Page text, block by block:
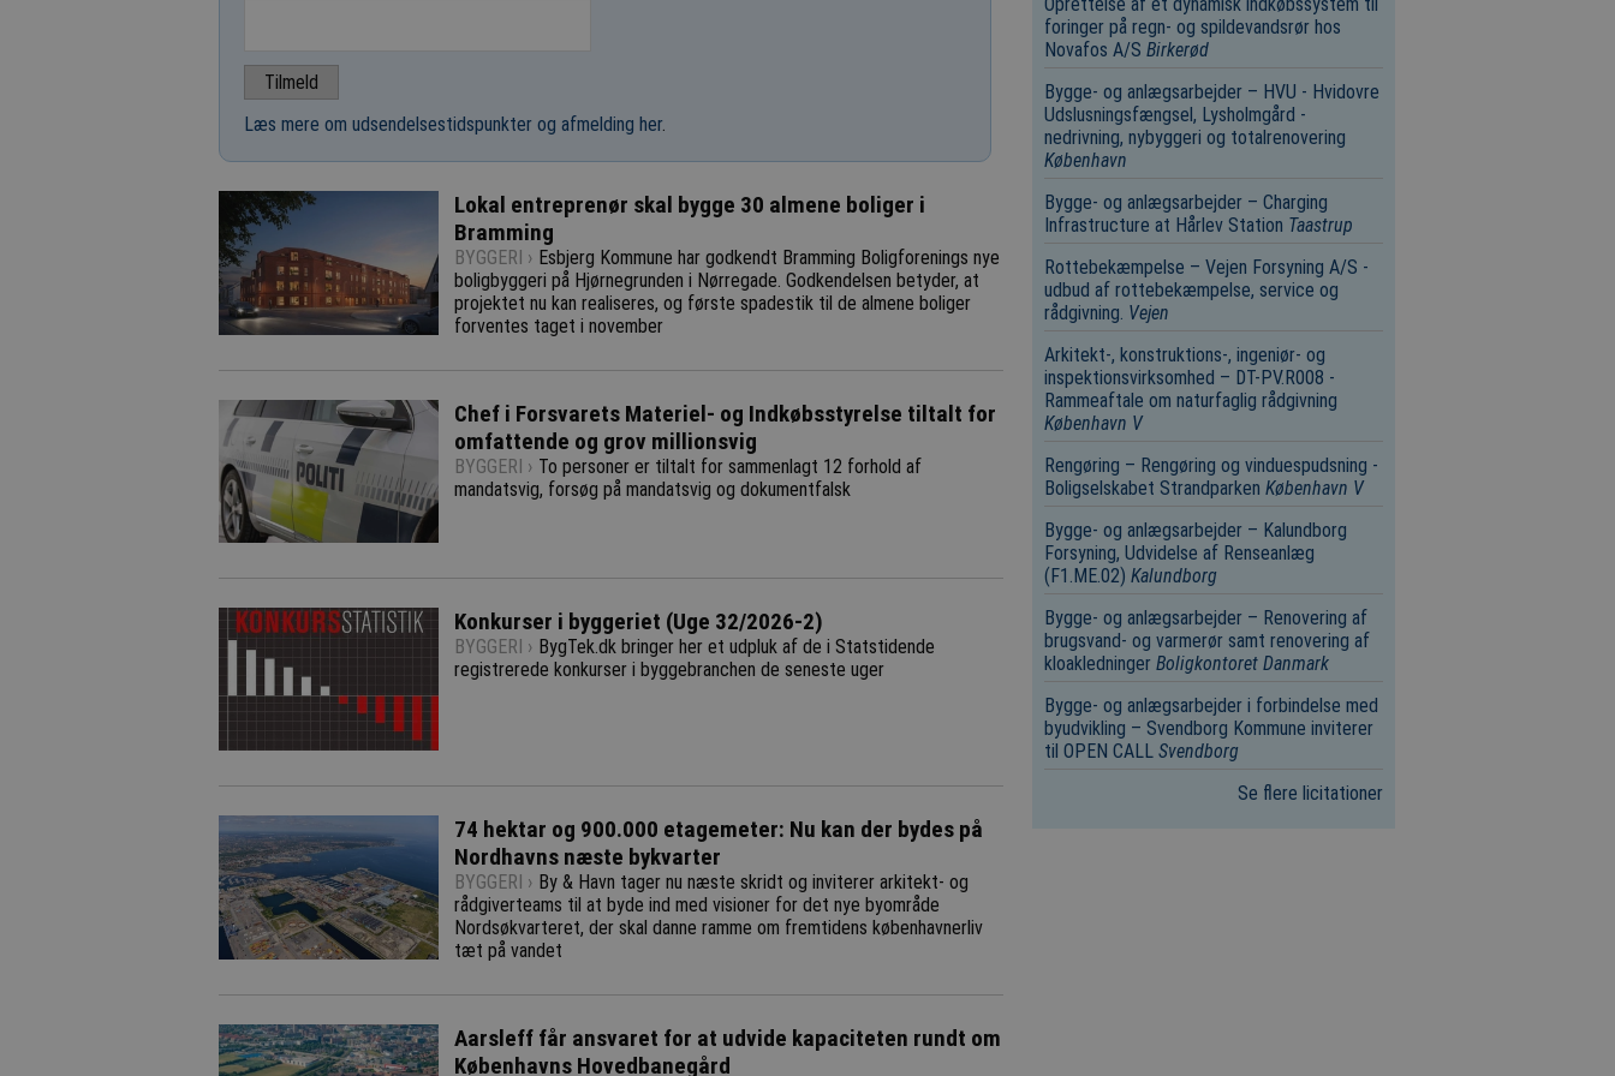
Læs mere om udsendelsestidspunkter og afmelding her.
Lokal entreprenør skal bygge 30 almene boliger i
Bramming
BYGGERI › Esbjerg Kommune har godkendt Bramming Boligforenings nye
boligbyggeri på Hjørnegrunden i Nørregade. Godkendelsen betyder, at
projektet nu kan realiseres, og første spadestik til de almene boliger
forventes taget i november
Chef i Forsvarets Materiel- og Indkøbsstyrelse tiltalt for
omfattende og grov millionsvig
BYGGERI › To personer er tiltalt for sammenlagt 12 forhold af
mandatsvig, forsøg på mandatsvig og dokumentfalsk
Konkurser i byggeriet (Uge 32/2026-2)
BYGGERI › BygTek.dk bringer her et udpluk af de i Statstidende
registrerede konkurser i byggebranchen de seneste uger
74 hektar og 900.000 etagemeter: Nu kan der bydes på
Nordhavns næste bykvarter
BYGGERI › By & Havn tager nu næste skridt og inviterer arkitekt- og
rådgiverteams til at byde ind med visioner for det nye byområde
Nordsøkvarteret, der skal danne ramme om fremtidens københavnerliv
tæt på vandet
Aarsleff får ansvaret for at udvide kapaciteten rundt om
Københavns Hovedbanegård
foringer på regn- og spildevandsrør hos
Novafos A/S Birkerød
Bygge- og anlægsarbejder – HVU - Hvidovre
Udslusningsfængsel, Lysholmgård -
nedrivning, nybyggeri og totalrenovering
København
Bygge- og anlægsarbejder – Charging
Infrastructure at Hårlev Station Taastrup
Rottebekæmpelse – Vejen Forsyning A/S -
udbud af rottebekæmpelse, service og
rådgivning. Vejen
Arkitekt-, konstruktions-, ingeniør- og
inspektionsvirksomhed – DT-PV.R008 -
Rammeaftale om naturfaglig rådgivning
København V
Rengøring – Rengøring og vinduespudsning -
Boligselskabet Strandparken København V
Bygge- og anlægsarbejder – Kalundborg
Forsyning, Udvidelse af Renseanlæg
(F1.ME.02) Kalundborg
Bygge- og anlægsarbejder – Renovering af
brugsvand- og varmerør samt renovering af
kloakledninger Boligkontoret Danmark
Bygge- og anlægsarbejder i forbindelse med
byudvikling – Svendborg Kommune inviterer
til OPEN CALL Svendborg
Se flere licitationer